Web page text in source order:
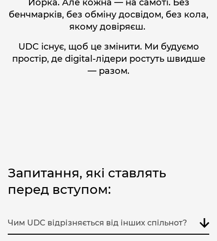
Йорка. Але кожна — на самоті. Без
бенчмарків, без обміну досвідом, без кола,
якому довіряєш.
UDC існує, щоб це змінити. Ми будуємо
простір, де digital-лідери ростуть швидше
— разом.
Запитання, які ставлять
перед вступом:
Чим UDC відрізняється від інших спільнот?